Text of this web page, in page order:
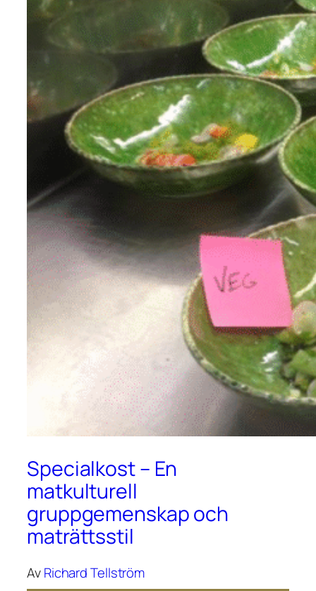
Specialkost – En
matkulturell
gruppgemenskap och
maträttsstil
AvRichard Tellström